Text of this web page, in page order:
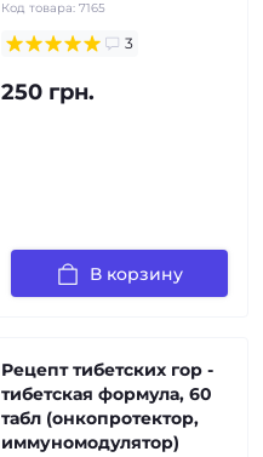
Код товара: 7165
3
250 грн.
В корзину
Рецепт тибетских гор -
тибетская формула, 60
табл (онкопротектор,
иммуномодулятор)